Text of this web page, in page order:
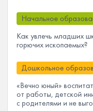
Начальное
Как увлечь младших
горючих ископаемых?
Дошкольное
«Вечно юный»
от работы, детской
с родителями и не